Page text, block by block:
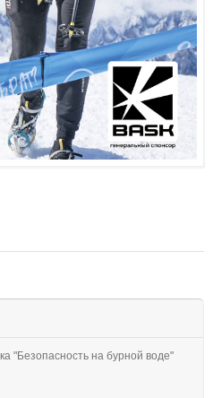
"Безопасность на бурной воде"